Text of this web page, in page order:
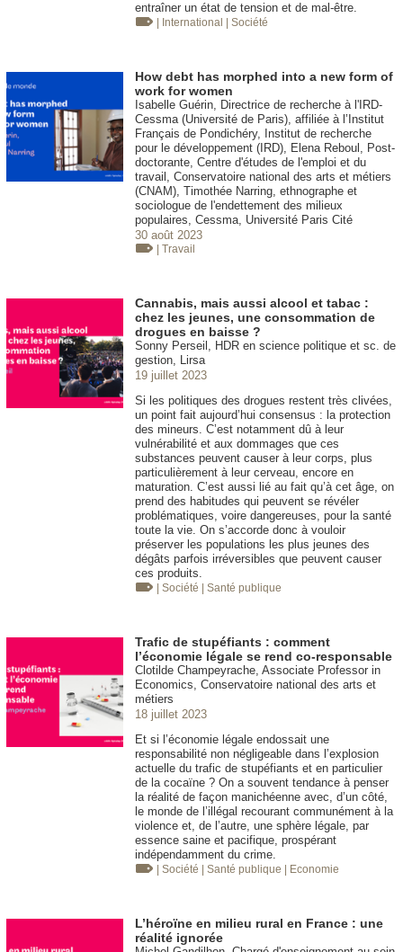
entraîner un état de tension et de mal-être.
| International | Société
How debt has morphed into a new form of
work for women
Isabelle Guérin, Directrice de recherche à l'IRD-
Cessma (Université de Paris), affiliée à l’Institut
Français de Pondichéry, Institut de recherche
pour le développement (IRD), Elena Reboul, Post-
doctorante, Centre d'études de l'emploi et du
travail, Conservatoire national des arts et métiers
(CNAM), Timothée Narring, ethnographe et
sociologue de l'endettement des milieux
populaires, Cessma, Université Paris Cité
30 août 2023
| Travail
Cannabis, mais aussi alcool et tabac :
chez les jeunes, une consommation de
drogues en baisse ?
Sonny Perseil, HDR en science politique et sc. de
gestion, Lirsa
19 juillet 2023
Si les politiques des drogues restent très clivées,
un point fait aujourd’hui consensus : la protection
des mineurs. C’est notamment dû à leur
vulnérabilité et aux dommages que ces
substances peuvent causer à leur corps, plus
particulièrement à leur cerveau, encore en
maturation. C’est aussi lié au fait qu’à cet âge, on
prend des habitudes qui peuvent se révéler
problématiques, voire dangereuses, pour la santé
toute la vie. On s’accorde donc à vouloir
préserver les populations les plus jeunes des
dégâts parfois irréversibles que peuvent causer
ces produits.
| Société | Santé publique
Trafic de stupéfiants : comment
l’économie légale se rend co-responsable
Clotilde Champeyrache, Associate Professor in
Economics, Conservatoire national des arts et
métiers
18 juillet 2023
Et si l’économie légale endossait une
responsabilité non négligeable dans l’explosion
actuelle du trafic de stupéfiants et en particulier
de la cocaïne ? On a souvent tendance à penser
la réalité de façon manichéenne avec, d’un côté,
le monde de l’illégal recourant communément à la
violence et, de l’autre, une sphère légale, par
essence saine et pacifique, prospérant
indépendamment du crime.
| Société | Santé publique | Economie
L’héroïne en milieu rural en France : une
réalité ignorée